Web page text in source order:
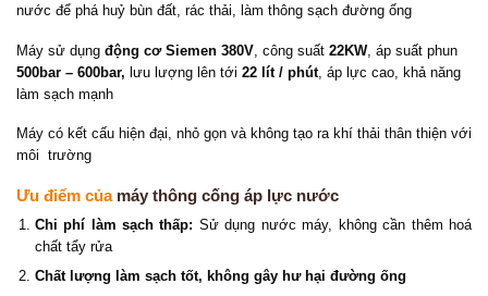
nước để phá huỷ bùn đất, rác thải, làm thông sạch đường ống
Máy sử dụng động cơ Siemen 380V , công suất 22KW, áp suất phun
500bar – 600bar, lưu lượng lên tới 22 lít / phút, áp lực cao, khả năng
làm sạch mạnh
Máy có kết cấu hiện đại, nhỏ gọn và không tạo ra khí thải thân thiện với
môi trường
Ưu điểm của máy thông cống áp lực nước
Chi phí làm sạch thấp: Sử dụng nước máy, không cần thêm hoá
chất tẩy rửa
Chất lượng làm sạch tốt, không gây hư hại đường ống